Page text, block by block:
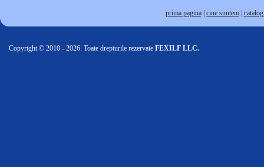
prima pagina| cine suntem|
Copyright © 2010 - 2026. Toate drepturile rezervate FEXILF LLC.